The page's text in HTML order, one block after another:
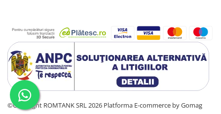
©Copyright ROMTANK SRL 2026 Platforma E-commerce by Gomag